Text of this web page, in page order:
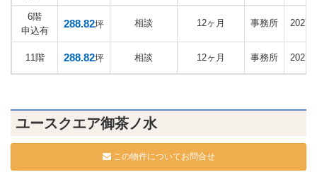
6階
申込有
288.82坪 相談 12ヶ月 事務所 2027
11階 288.82坪 相談 12ヶ月 事務所 2027
ユースクエア御茶ノ水
この物件についてお問合せ